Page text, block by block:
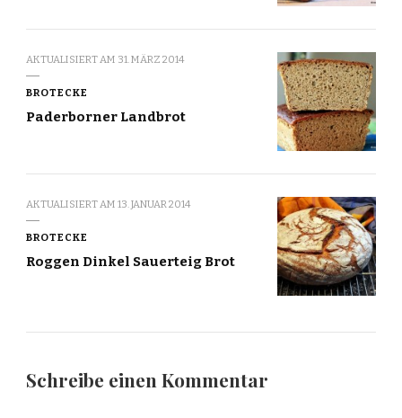
AKTUALISIERT AM 31. MÄRZ 2014
BROTECKE
Paderborner Landbrot
AKTUALISIERT AM 13. JANUAR 2014
BROTECKE
Roggen Dinkel Sauerteig Brot
Schreibe einen Kommentar